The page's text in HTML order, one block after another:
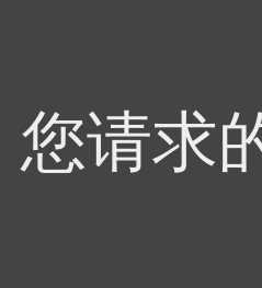
您请求